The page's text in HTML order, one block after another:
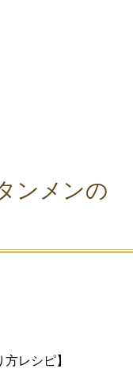
ンメンの
レシピ】